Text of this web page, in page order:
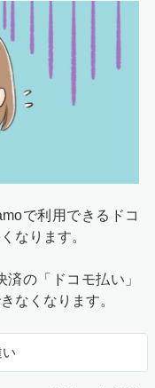
で利用できるドコ
なります。
の「ドコモ払い」
なくなります。